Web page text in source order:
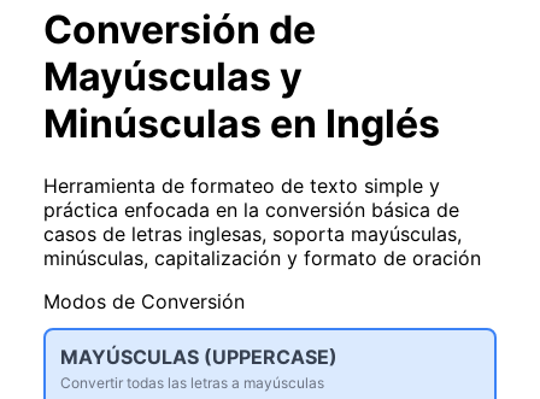
Conversión de
Mayúsculas y
Minúsculas en Inglés
Herramienta de formateo de texto simple y
práctica enfocada en la conversión básica de
casos de letras inglesas, soporta mayúsculas,
minúsculas, capitalización y formato de oración
Modos de Conversión
MAYÚSCULAS (UPPERCASE)
Convertir todas las letras a mayúsculas